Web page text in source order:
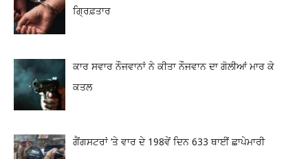
ਗ੍ਰਿਫ਼ਤਾਰ
ਕਾਰ ਸਵਾਰ ਨੌਜਵਾਨਾਂ ਨੇ ਕੀਤਾ ਨੌਜਵਾਨ ਦਾ ਗੋਲੀਆਂ ਮਾਰ ਕੇ
ਕਤਲ
ਗੈਂਗਸਟਰਾਂ ’ਤੇ ਵਾਰ ਦੇ 198ਵੇਂ ਦਿਨ 633 ਥਾਈਂ ਛਾਪੇਮਾਰੀ